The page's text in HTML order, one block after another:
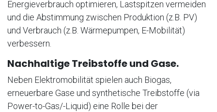
Energieverbrauch optimieren, Lastspitzen vermeiden
und die Abstimmung zwischen Produktion (z.B. PV)
und Verbrauch (z.B. Wärmepumpen, E-Mobilität)
verbessern.
Nachhaltige Treibstoffe und Gase.
Neben Elektromobilität spielen auch Biogas,
erneuerbare Gase und synthetische Treibstoffe (via
Power-to-Gas/-Liquid) eine Rolle bei der